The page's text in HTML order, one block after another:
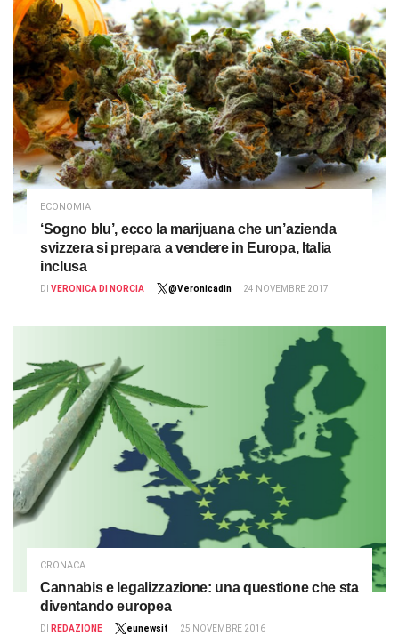
ECONOMIA
‘Sogno blu’, ecco la marijuana che un’azienda
svizzera si prepara a vendere in Europa, Italia
inclusa
DI VERONICA DI NORCIA @Veronicadin 24 NOVEMBRE 2017
CRONACA
Cannabis e legalizzazione: una questione che sta
diventando europea
DI REDAZIONE eunewsit 25 NOVEMBRE 2016